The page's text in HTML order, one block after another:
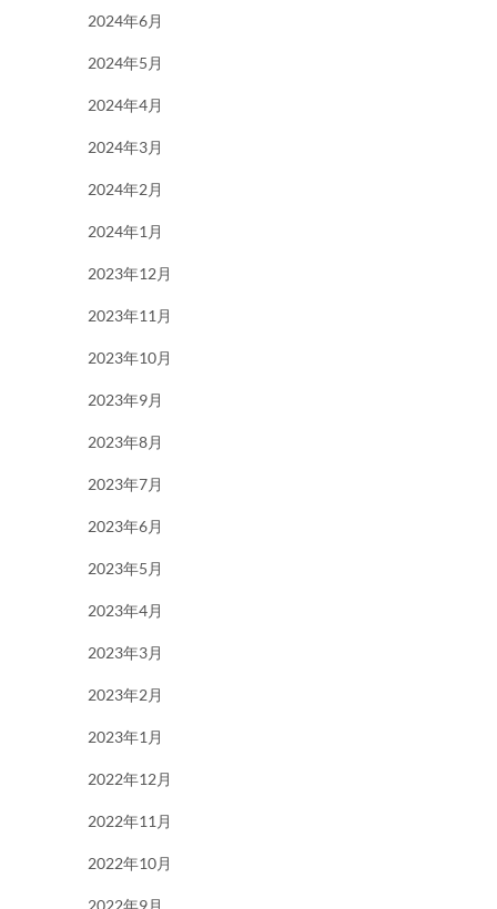
2024年6月
2024年5月
2024年4月
2024年3月
2024年2月
2024年1月
2023年12月
2023年11月
2023年10月
2023年9月
2023年8月
2023年7月
2023年6月
2023年5月
2023年4月
2023年3月
2023年2月
2023年1月
2022年12月
2022年11月
2022年10月
2022年9月